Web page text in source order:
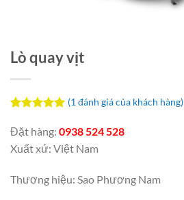
Lò quay vịt
dựa trên
đánh giá
(1 đánh giá của khách hàng)
Đặt hàng: 0938 524 528
Xuất xứ: Việt Nam
Thương hiệu: Sao Phương Nam